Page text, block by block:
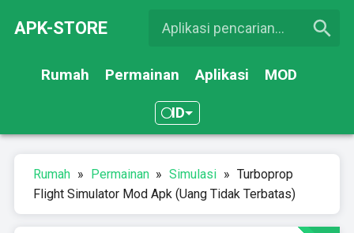
APK-STORE
Rumah Permainan Aplikasi MOD
ID
Rumah » Permainan » Simulasi » Turboprop
Flight Simulator Mod Apk (Uang Tidak Terbatas)